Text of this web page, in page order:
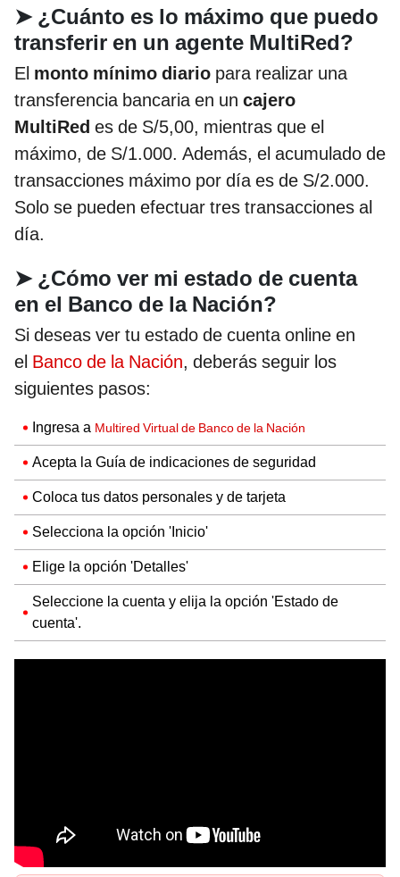
➤ ¿Cuánto es lo máximo que puedo
transferir en un agente MultiRed?
El monto mínimo diario para realizar una
transferencia bancaria en un cajero
MultiRed es de S/5,00, mientras que el
máximo, de S/1.000. Además, el acumulado de
transacciones máximo por día es de S/2.000.
Solo se pueden efectuar tres transacciones al
día.
➤ ¿Cómo ver mi estado de cuenta
en el Banco de la Nación?
Si deseas ver tu estado de cuenta online en
el Banco de la Nación, deberás seguir los
siguientes pasos:
Ingresa a Multired Virtual de Banco de la Nación
Acepta la Guía de indicaciones de seguridad
Coloca tus datos personales y de tarjeta
Selecciona la opción 'Inicio'
Elige la opción 'Detalles'
Seleccione la cuenta y elija la opción 'Estado de
cuenta'.